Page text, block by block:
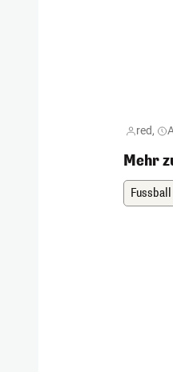
red,
Mehr
Fussball